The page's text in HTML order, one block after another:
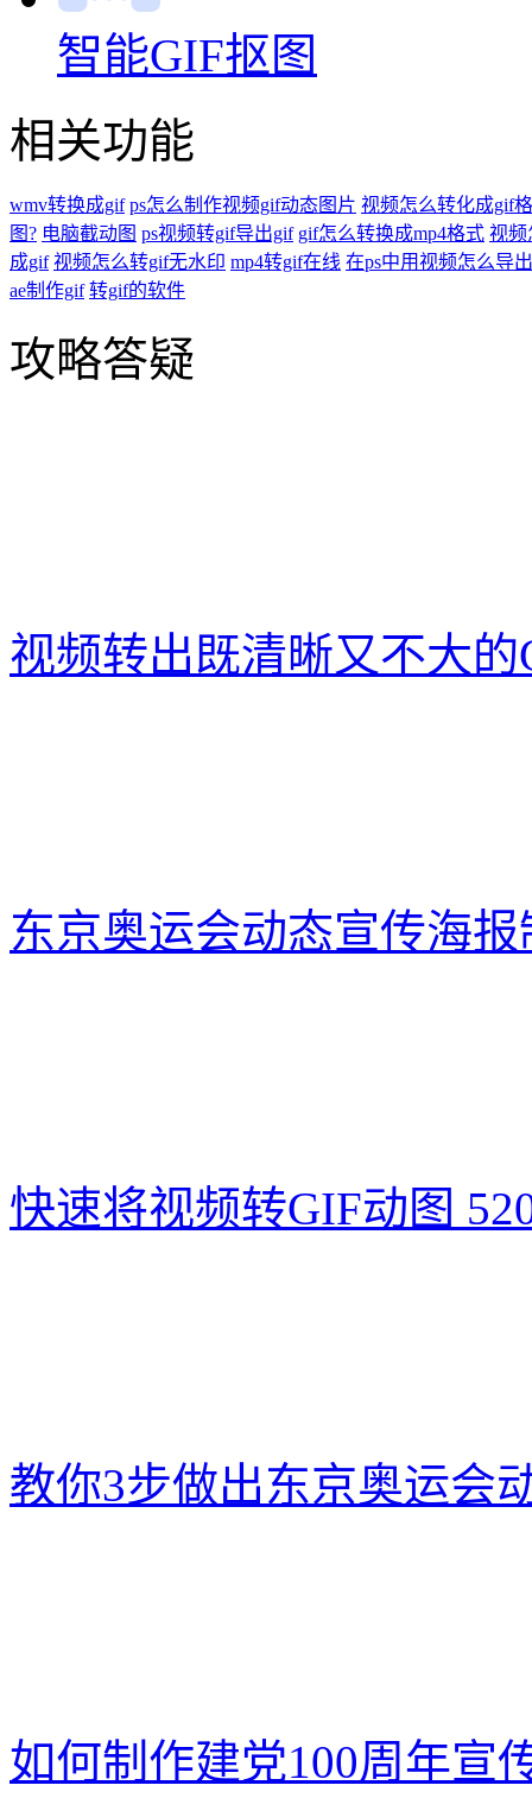
智能GIF抠图
相关功能
wmv转换成gif ps怎么制作视频gif动态图片 视频怎么转化成gif
图? 电脑截动图 ps视频转gif导出gif gif怎么转换成mp4格式 视频
成gif 视频怎么转gif无水印 mp4转gif在线 在ps中用视频怎么导
ae制作gif 转gif的软件
攻略答疑
视频转出既清晰又不大的
东京奥运会动态宣传海
快速将视频转GIF动图
教你3步做出东京奥运会
如何制作建党100周年宣